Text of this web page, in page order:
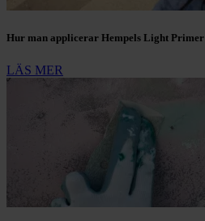
Hur man applicerar Hempels Light Primer
LÄS MER